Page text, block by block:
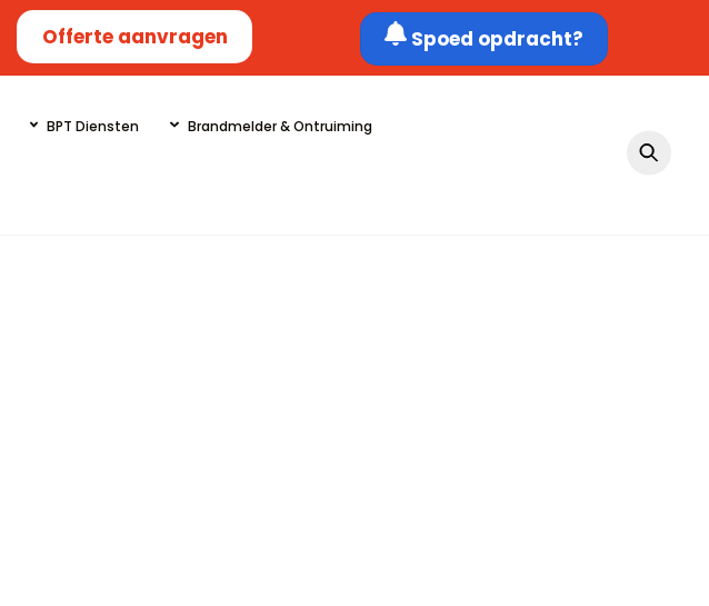
Offerte aanvragen Spoed opdracht?
BPT Diensten Brandmelder & Ontruiming